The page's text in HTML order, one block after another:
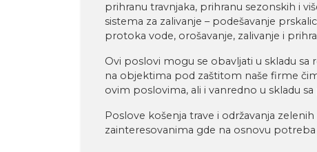
prihranu travnjaka, prihranu sezonskih i
sistema za zalivanje – podešavanje
protoka vode, orošavanje, zalivanje i
Ovi poslovi mogu se obavljati u skladu
na objektima pod zaštitom naše firme
ovim poslovima, ali i vanredno u skladu
Poslove košenja trave i održavanja
zainteresovanima gde na osnovu